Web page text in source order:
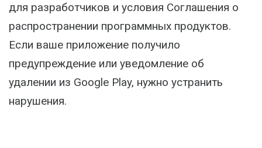
для разработчиков и условия Соглашения о
распространении программных продуктов.
Если ваше приложение получило
предупреждение или уведомление об
удалении из Google Play, нужно устранить
нарушения.